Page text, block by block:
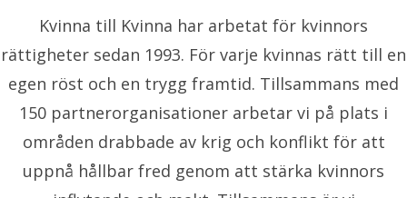
Kvinna till Kvinna har arbetat för kvinnors
rättigheter sedan 1993. För varje kvinnas rätt till en
egen röst och en trygg framtid. Tillsammans med
150 partnerorganisationer arbetar vi på plats i
områden drabbade av krig och konflikt för att
uppnå hållbar fred genom att stärka kvinnors